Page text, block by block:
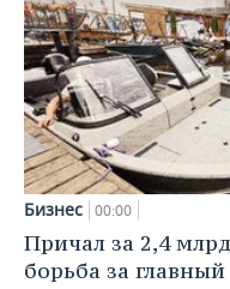
Бизнес 00:00
Причал за 2,4
борьба за